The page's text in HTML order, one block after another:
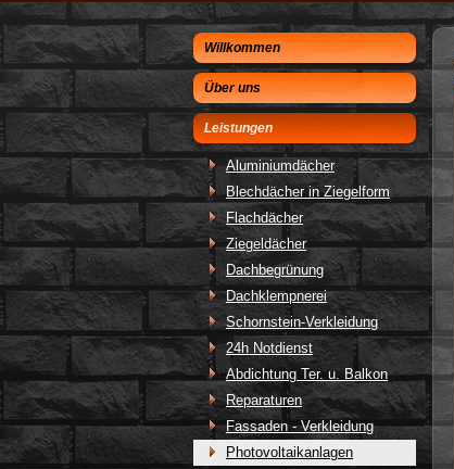
Willkommen
Über uns
Leistungen
Aluminiumdächer
Blechdächer in Ziegelform
Flachdächer
Ziegeldächer
Dachbegrünung
Dachklempnerei
Schornstein-Verkleidung
24h Notdienst
Abdichtung Ter. u. Balkon
Reparaturen
Fassaden - Verkleidung
Photovoltaikanlagen